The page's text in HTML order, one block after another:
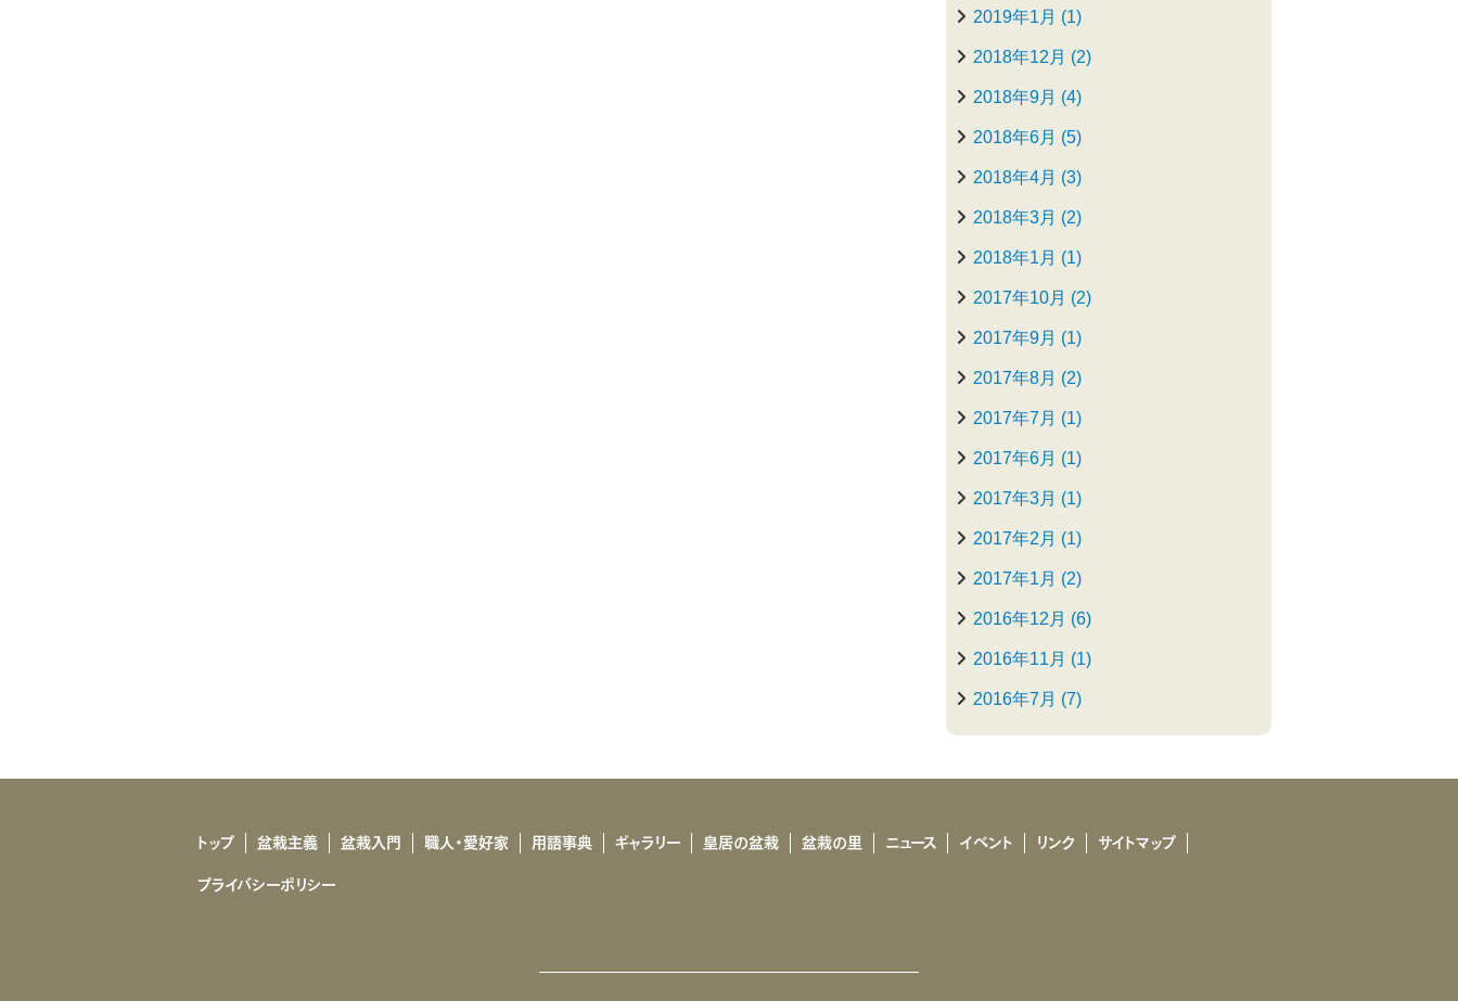
2019年1月 (1)
2018年12月 (2)
2018年9月 (4)
2018年6月 (5)
2018年4月 (3)
2018年3月 (2)
2018年1月 (1)
2017年10月 (2)
2017年9月 (1)
2017年8月 (2)
2017年7月 (1)
2017年6月 (1)
2017年3月 (1)
2017年2月 (1)
2017年1月 (2)
2016年12月 (6)
2016年11月 (1)
2016年7月 (7)
トップ 盆栽主義 盆栽入門 職人・愛好家 用語事典 ギャラリー 皇居の盆栽 盆栽の里 ニュース イベント リンク
サイトマップ
プライバシーポリシー